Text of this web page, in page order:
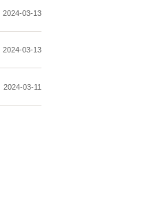
2024-03-13
2024-03-13
2024-03-11